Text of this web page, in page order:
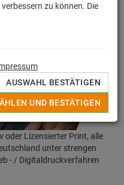
oder Lizensierter Print, alle
unter strengen
- / Digitaldruckverfahren
zu können. Die
AUSWAHL BESTÄTIGEN
UND BESTÄTIGEN